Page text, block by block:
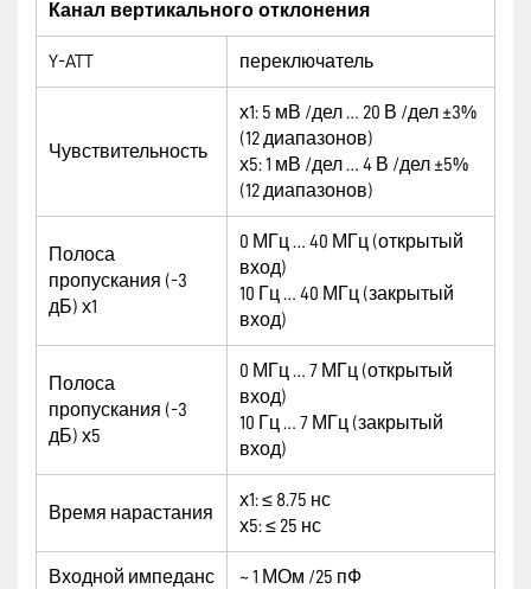
Канал вертикального отклонения
Y-ATT переключатель
Чувствительность
х1: 5 мВ /дел … 20 В /дел ±3%
(12 диапазонов)
х5: 1 мВ /дел … 4 В /дел ±5%
(12 диапазонов)
Полоса
пропускания (-3
дБ) х1
0 МГц … 40 МГц (открытый
вход)
10 Гц … 40 МГц (закрытый
вход)
Полоса
пропускания (-3
дБ) х5
0 МГц … 7 МГц (открытый
вход)
10 Гц … 7 МГц (закрытый
вход)
Время нарастания
х1: ≤ 8.75 нс
х5: ≤ 25 нс
Входной импеданс ~ 1 МОм /25 пФ